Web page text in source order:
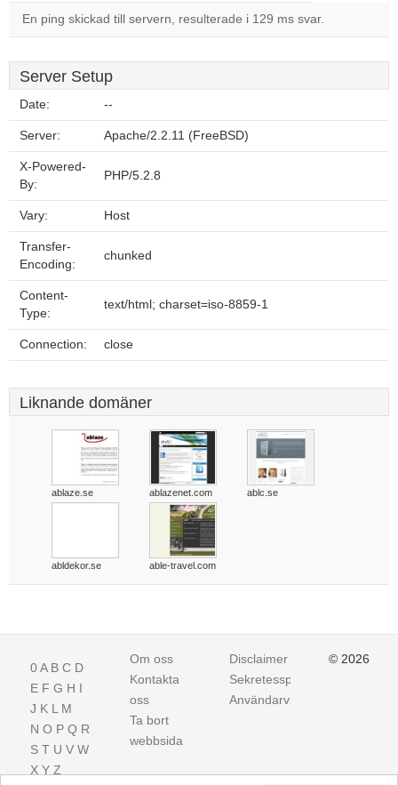
En ping skickad till servern, resulterade i 129 ms svar.
Server Setup
Date: --
Server: Apache/2.2.11 (FreeBSD)
X-Powered-
By:
PHP/5.2.8
Vary: Host
Transfer-
Encoding:
chunked
Content-
Type:
text/html; charset=iso-8859-1
Connection: close
Liknande domäner
ablaze.se ablazenet.com ablc.se
abldekor.se able-travel.com
0A B C D
E F G H I
J K L M
N O P Q R
S T U V W
X Y Z
Om oss
Kontakta
oss
Ta bort
webbsida
Disclaimer
Sekretesspolicy
Användarvillkor
© 2026